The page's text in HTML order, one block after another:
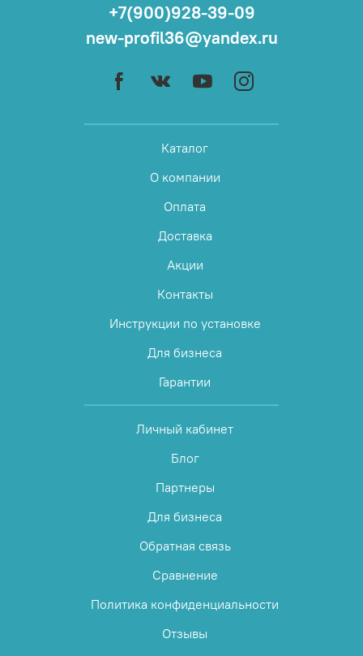
Каталог
О компании
Оплата
Доставка
Акции
Контакты
Инструкции по установке
Для бизнеса
Гарантии
Личный кабинет
Блог
Партнеры
Для бизнеса
Обратная связь
Сравнение
Политика конфиденциальности
Отзывы
+7(900)928-39-09
new-profil36@yandex.ru